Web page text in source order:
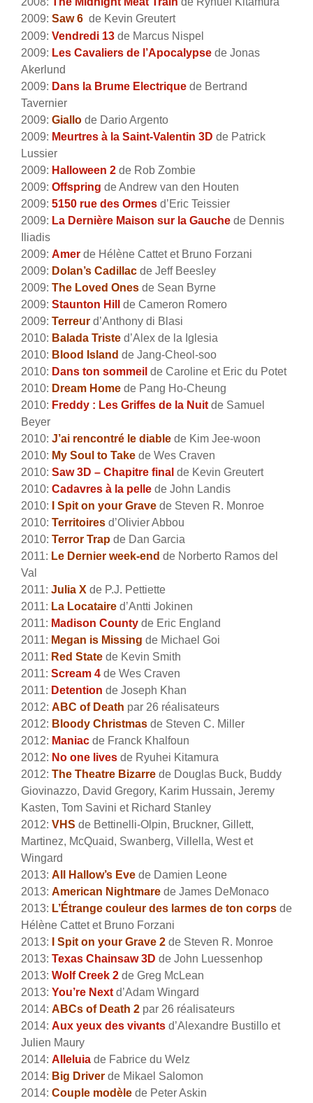
2009: Saw 6 de Kevin Greutert
2009: Vendredi 13 de Marcus Nispel
2009: Les Cavaliers de l’Apocalypse de Jonas
Akerlund
2009: Dans la Brume Electrique de Bertrand
Tavernier
2009: Giallo de Dario Argento
2009: Meurtres à la Saint-Valentin 3D de Patrick
Lussier
2009: Halloween 2 de Rob Zombie
2009: Offspring de Andrew van den Houten
2009: 5150 rue des Ormes d’Eric Teissier
2009: La Dernière Maison sur la Gauche de Dennis
Iliadis
2009: Amer de Hélène Cattet et Bruno Forzani
2009: Dolan’s Cadillac de Jeff Beesley
2009: The Loved Ones de Sean Byrne
2009: Staunton Hill
de Cameron Romero
2009: Terreur d’Anthony di Blasi
2010: Balada Triste d’Alex de la Iglesia
2010: Blood Island de Jang-Cheol-soo
2010: Dans ton sommeil de Caroline et Eric du Potet
2010: Dream Home de Pang Ho-Cheung
2010: Freddy : Les Griffes de la Nuit de Samuel
Beyer
2010: J’ai rencontré le diable de Kim Jee-woon
2010: My Soul to Take de Wes Craven
2010: Saw 3D – Chapitre final de Kevin Greutert
2010: Cadavres à la pelle de John Landis
2010:
I Spit on your Grave de Steven R. Monroe
2010: Territoires d’Olivier Abbou
2010: Terror Trap de Dan Garcia
2011: Le Dernier week-end de Norberto Ramos del
Val
2011: Julia X de P.J. Pettiette
2011: La Locataire d’Antti Jokinen
2011: Madison County de Eric England
2011: Megan is Missing de Michael Goi
2011: Red State de Kevin Smith
2011: Scream 4 de Wes Craven
2011: Detention de Joseph Khan
2012: ABC of Death par 26 réalisateurs
2012: Bloody Christmas de Steven C. Miller
2012: Maniac de Franck Khalfoun
2012: No one lives de Ryuhei Kitamura
2012: The Theatre Bizarre de Douglas Buck, Buddy
Giovinazzo, David Gregory, Karim Hussain, Jeremy
Kasten, Tom Savini et Richard Stanley
2012: VHS de Bettinelli-Olpin, Bruckner, Gillett,
Martinez, McQuaid, Swanberg, Villella, West et
Wingard
2013: All Hallow’s Eve de Damien Leone
2013: American Nightmare de James DeMonaco
2013: L’Étrange couleur des larmes de ton corps de
Hélène Cattet et Bruno Forzani
2013:
I Spit on your Grave 2 de Steven R. Monroe
2013: Texas Chainsaw 3D de John Luessenhop
2013: Wolf Creek 2 de Greg McLean
2013: You’re Next d’Adam Wingard
2014: ABCs of Death 2 par 26 réalisateurs
2014: Aux yeux des vivants d’Alexandre Bustillo et
Julien Maury
2014: Alleluia de Fabrice du Welz
2014: Big Driver de Mikael Salomon
2014: Couple modèle de Peter Askin